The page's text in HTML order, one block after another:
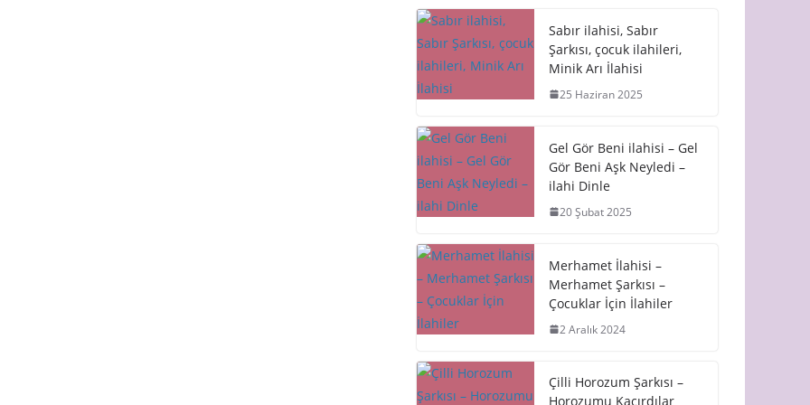
Sabır ilahisi, Sabır
Şarkısı, çocuk ilahileri,
Minik Arı İlahisi
25 Haziran 2025
Gel Gör Beni ilahisi – Gel
Gör Beni Aşk Neyledi –
ilahi Dinle
20 Şubat 2025
Merhamet İlahisi –
Merhamet Şarkısı –
Çocuklar İçin İlahiler
2 Aralık 2024
Çilli Horozum Şarkısı –
Horozumu Kaçırdılar